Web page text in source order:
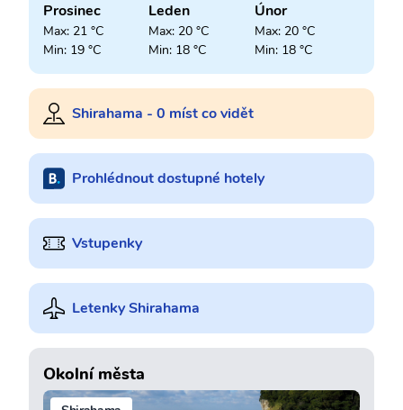
Prosinec
Max: 21 °C
Min: 19 °C
Leden
Max: 20 °C
Min: 18 °C
Únor
Max: 20 °C
Min: 18 °C
Shirahama - 0 míst co vidět
Prohlédnout dostupné hotely
Vstupenky
Letenky Shirahama
Okolní města